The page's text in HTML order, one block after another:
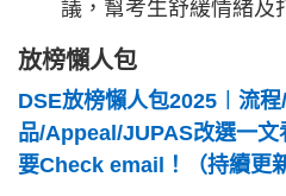
議，幫考生舒緩情緒及
放榜懶人包
DSE放榜懶人包2025︱流
品/Appeal/JUPAS改選一文
要Check email！（持續更新